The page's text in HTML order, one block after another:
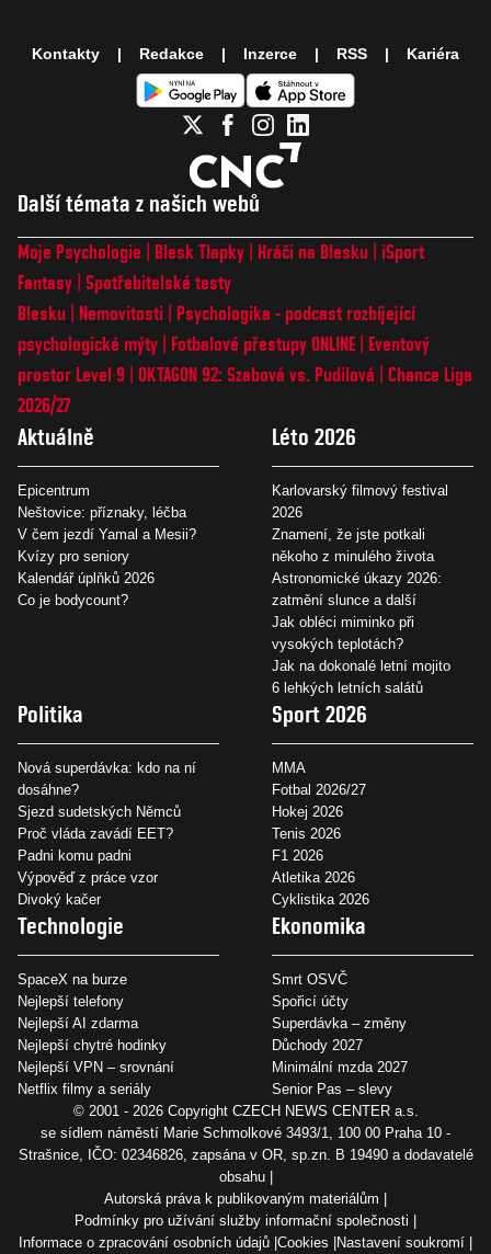
Další témata z našich webů
Moje Psychologie Blesk Tlapky Hráči na Blesku
iSport
Fantasy Spotřebitelské testy
Blesku
Nemovitosti
Psychologika - podcast rozbíjející
psychologické mýty
Fotbalové přestupy ONLINE
Eventový
prostor Level 9 OKTAGON 92: Szabová vs. Pudilová
Chance Liga
2026/27
Aktuálně
Epicentrum
Neštovice: příznaky, léčba
V čem jezdí Yamal a Mesii?
Kvízy pro seniory
Kalendář úplňků 2026
Co je bodycount?
Léto 2026
Karlovarský filmový festival
2026
Znamení, že jste potkali
někoho z minulého života
Astronomické úkazy 2026:
zatmění slunce a další
Jak obléci miminko při
vysokých teplotách?
Jak na dokonalé letní mojito
6 lehkých letních salátů
Politika
Nová superdávka: kdo na ní
dosáhne?
Sjezd sudetských Němců
Proč vláda zavádí EET?
Padni komu padni
Výpověď z práce vzor
Divoký kačer
Sport 2026
MMA
Fotbal 2026/27
Hokej 2026
Tenis 2026
F1 2026
Atletika 2026
Cyklistika 2026
Technologie
SpaceX na burze
Nejlepší telefony
Nejlepší AI zdarma
Nejlepší chytré hodinky
Nejlepší VPN – srovnání
Netflix filmy a seriály
Ekonomika
Smrt OSVČ
Spořicí účty
Superdávka – změny
Důchody 2027
Minimální mzda 2027
Senior Pas – slevy
Kontakty Redakce Inzerce RSS Kariéra
© 2001 - 2026 Copyright CZECH NEWS CENTER a.s.
se sídlem náměstí Marie Schmolkové 3493/1, 100 00 Praha 10 -
Strašnice, IČO: 02346826, zapsána v OR, sp.zn. B 19490 a dodavatelé
obsahu
Autorská práva k publikovaným materiálům
Podmínky pro užívání služby informační společnosti
Informace o zpracování osobních údajů Cookies Nastavení soukromí